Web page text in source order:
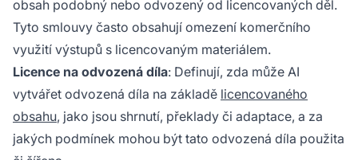
obsah podobný nebo odvozený od licencovaných děl.
Tyto smlouvy často obsahují omezení komerčního
využití výstupů s licencovaným materiálem.
Licence na odvozená díla: Definují, zda může AI
vytvářet odvozená díla na základě licencovaného
obsahu, jako jsou shrnutí, překlady či adaptace, a za
jakých podmínek mohou být tato odvozená díla použita